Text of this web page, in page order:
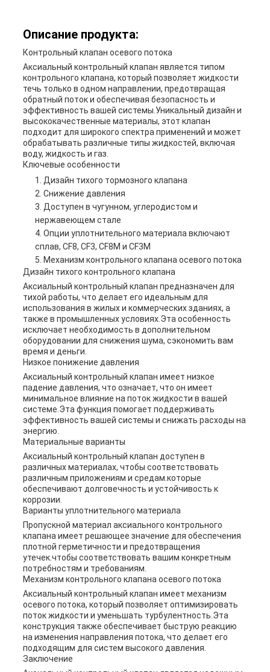
Описание продукта:
Контрольный клапан осевого потока
Аксиальный контрольный клапан является типом
контрольного клапана, который позволяет жидкости
течь только в одном направлении, предотвращая
обратный поток и обеспечивая безопасность и
эффективность вашей системы.Уникальный дизайн и
высококачественные материалы, этот клапан
подходит для широкого спектра применений и может
обрабатывать различные типы жидкостей, включая
воду, жидкость и газ.
Ключевые особенности
Дизайн тихого тормозного клапана
Снижение давления
Доступен в чугунном, углеродистом и
нержавеющем стале
Опции уплотнительного материала включают
сплав, CF8, CF3, CF8M и CF3M
Механизм контрольного клапана осевого потока
Дизайн тихого контрольного клапана
Аксиальный контрольный клапан предназначен для
тихой работы, что делает его идеальным для
использования в жилых и коммерческих зданиях, а
также в промышленных условиях.Эта особенность
исключает необходимость в дополнительном
оборудовании для снижения шума, сэкономить вам
время и деньги.
Низкое понижение давления
Аксиальный контрольный клапан имеет низкое
падение давления, что означает, что он имеет
минимальное влияние на поток жидкости в вашей
системе.Эта функция помогает поддерживать
эффективность вашей системы и снижать расходы на
энергию.
Материальные варианты
Аксиальный контрольный клапан доступен в
различных материалах, чтобы соответствовать
различным приложениям и средам.которые
обеспечивают долговечность и устойчивость к
коррозии.
Варианты уплотнительного материала
Пропускной материал аксиального контрольного
клапана имеет решающее значение для обеспечения
плотной герметичности и предотвращения
утечек.чтобы соответствовать вашим конкретным
потребностям и требованиям.
Механизм контрольного клапана осевого потока
Аксиальный контрольный клапан имеет механизм
осевого потока, который позволяет оптимизировать
поток жидкости и уменьшать турбулентность.Эта
конструкция также обеспечивает быструю реакцию
на изменения направления потока, что делает его
подходящим для систем высокого давления.
Заключение